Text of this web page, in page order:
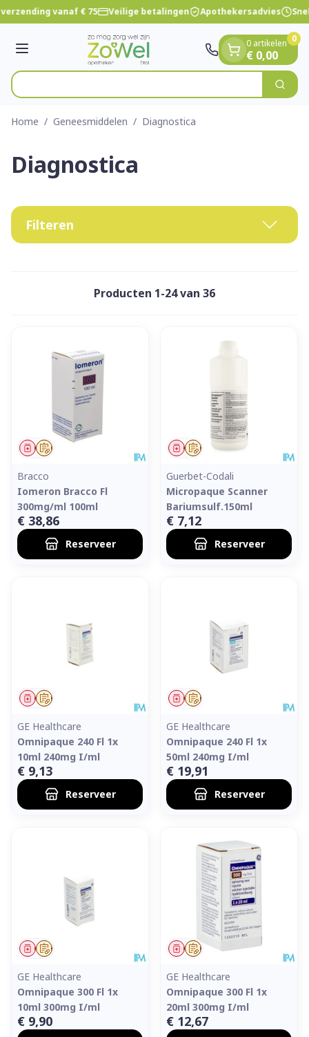
Ga naar de inhoud
1 van 1vanaf € 75 Veilige betalingen Apothekersadvies
Menu
Product, merk, categorie... Zoek
0 artikelen
€ 0,00
0
Home / Geneesmiddelen / Diagnostica
Diagnostica
Filteren
Producten 1-24van 36
Op voorschrift
Geneesmiddel
Bracco
Iomeron Bracco Fl
300mg/ml 100ml
€ 38,86
Reserveer
Op voorschrift
Geneesmiddel
Guerbet-Codali
Micropaque Scanner
Bariumsulf.150ml
€ 7,12
Reserveer
Op voorschrift
Geneesmiddel
GE Healthcare
Omnipaque 240 Fl 1x
10ml 240mg I/ml
€ 9,13
Reserveer
Op voorschrift
Geneesmiddel
GE Healthcare
Omnipaque 240 Fl 1x
50ml 240mg I/ml
€ 19,91
Reserveer
Op voorschrift
Geneesmiddel
GE Healthcare
Omnipaque 300 Fl 1x
10ml 300mg I/ml
€ 9,90
Op voorschrift
Geneesmiddel
GE Healthcare
Omnipaque 300 Fl 1x
20ml 300mg I/ml
€ 12,67